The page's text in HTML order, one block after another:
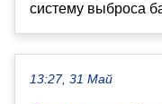
систему выброса
13:27, 31 Май